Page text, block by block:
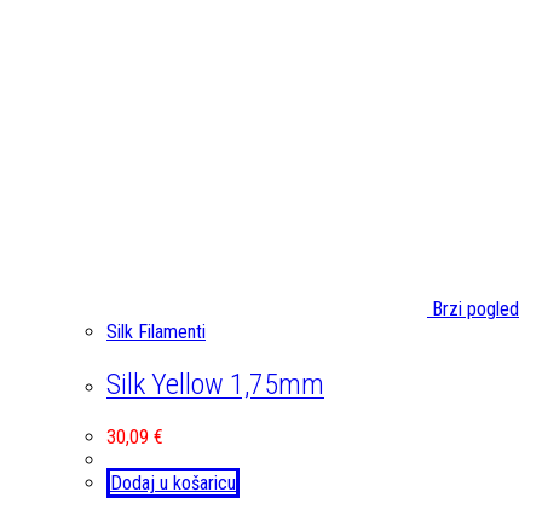
Brzi pogled
Silk Filamenti
Silk Yellow 1,75mm
30,09 €
Dodaj u košaricu